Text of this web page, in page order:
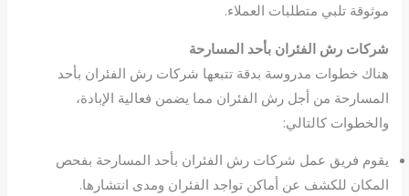
موثوقة تلبي متطلبات العملاء.
شركات رش الفئران بأحد المسارحة
هناك خطوات مدروسة بدقة تتبعها شركات رش الفئران بأحد
المسارحة من أجل رش الفئران مما يضمن فعالية الإبادة،
والخطوات كالتالي:
يقوم فريق عمل شركات رش الفئران بأحد المسارحة بفحص
المكان للكشف عن أماكن تواجد الفئران ومدى انتشارها.